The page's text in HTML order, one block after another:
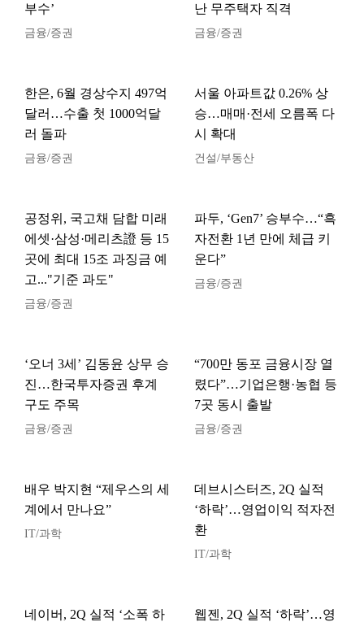
부수’
금융/증권
난 무주택자 직격
금융/증권
한은, 6월 경상수지 497억
달러…수출 첫 1000억달
러 돌파
금융/증권
서울 아파트값 0.26% 상
승…매매·전세 오름폭 다
시 확대
건설/부동산
공정위, 국고채 담합 미래
에셋·삼성·메리츠證 등 15
곳에 최대 15조 과징금 예
고..."기준 과도"
금융/증권
파두, ‘Gen7’ 승부수…“흑
자전환 1년 만에 체급 키
운다”
금융/증권
‘오너 3세’ 김동윤 상무 승
진…한국투자증권 후계
구도 주목
금융/증권
“700만 동포 금융시장 열
렸다”…기업은행·농협 등
7곳 동시 출발
금융/증권
배우 박지현 “제우스의 세
계에서 만나요”
IT/과학
데브시스터즈, 2Q 실적
‘하락’…영업이익 적자전
환
IT/과학
네이버, 2Q 실적 ‘소폭 하
웹젠, 2Q 실적 ‘하락’…영